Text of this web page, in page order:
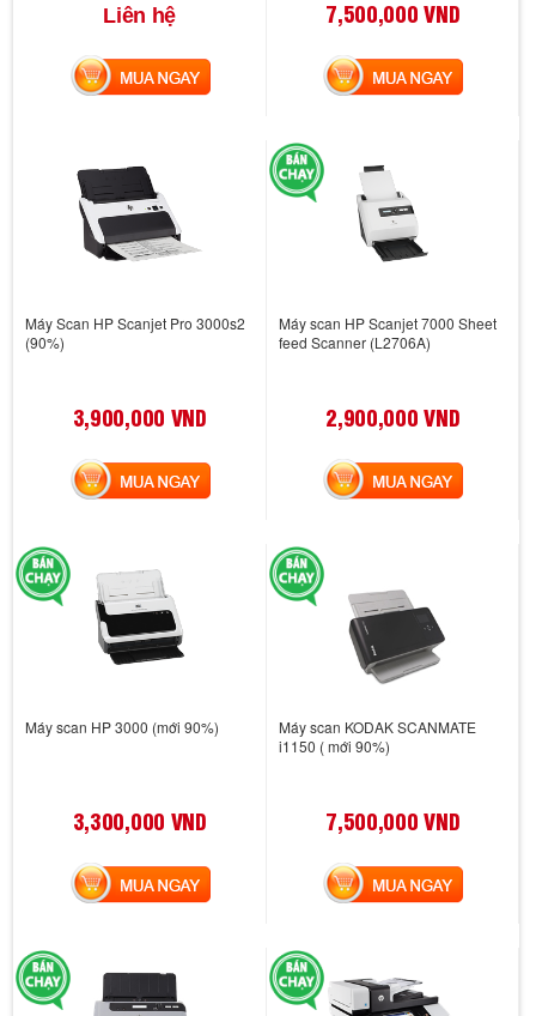
Liên hệ
MUA NGAY
7,500,000 VND
MUA NGAY
Máy Scan HP Scanjet Pro 3000s2
(90%)
3,900,000 VND
MUA NGAY
Máy scan HP Scanjet 7000 Sheet
feed Scanner (L2706A)
2,900,000 VND
MUA NGAY
Máy scan HP 3000 (mới 90%)
3,300,000 VND
MUA NGAY
Máy scan KODAK SCANMATE
i1150 ( mới 90%)
7,500,000 VND
MUA NGAY